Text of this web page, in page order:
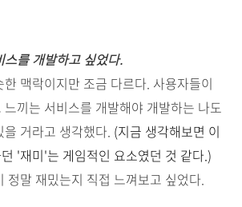
스를 개발하고 싶었다.
맥락이지만 조금 다르다. 사용자들이
끼는 서비스를 개발해야 개발하는 나도
거라고 생각했다. (지금 생각해보면 이
'재미'는 게임적인 요소였던 것 같다.)
정말 재밌는지 직접 느껴보고 싶었다.